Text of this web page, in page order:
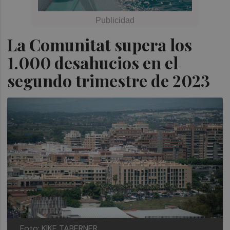
La Comunitat supera los
1.000 desahucios en el
segundo trimestre de 2023